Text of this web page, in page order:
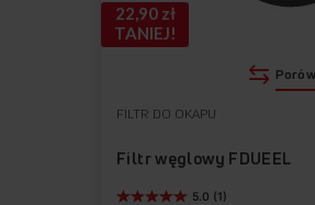
FILTR DO OKAPU
Filtr węglowy FDUEEL
5.0 (1)
22,90 zł
TANIEJ!